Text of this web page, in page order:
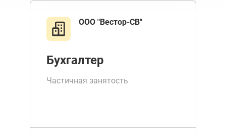
ООО "Вестор-СВ"
Бухгалтер
Частичная занятость